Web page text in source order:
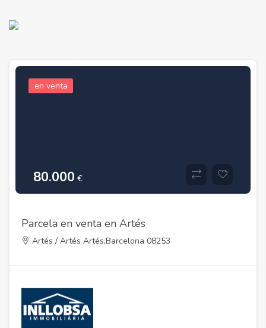
en venta
80.000 €
Parcela en venta en Artés
Artés / Artés Artés,Barcelona 08253